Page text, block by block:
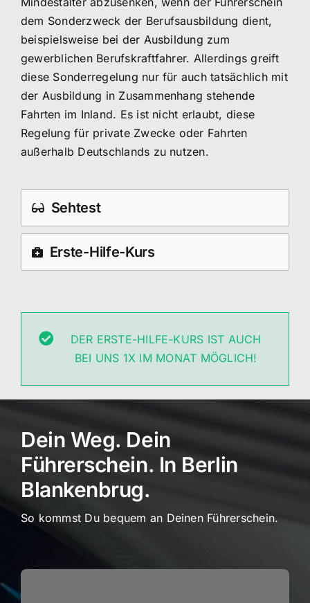
dem Sonderzweck der Berufsausbildung dient,
beispielsweise bei der Ausbildung zum
gewerblichen Berufskraftfahrer. Allerdings greift
diese Sonderregelung nur für auch tatsächlich mit
der Ausbildung in Zusammenhang stehende
Fahrten im Inland. Es ist nicht erlaubt, diese
Regelung für private Zwecke oder Fahrten
außerhalb Deutschlands zu nutzen.
Sehtest
Erste-Hilfe-Kurs
DER ERSTE-HILFE-KURS IST AUCH
BEI UNS 1X IM MONAT MÖGLICH!
Dein Weg. Dein
Führerschein. In Berlin
Blankenbrug.
So kommst Du bequem an Deinen Führerschein.